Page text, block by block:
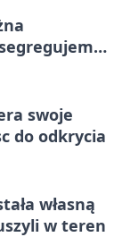
swoje
do odkrycia
własną
w teren